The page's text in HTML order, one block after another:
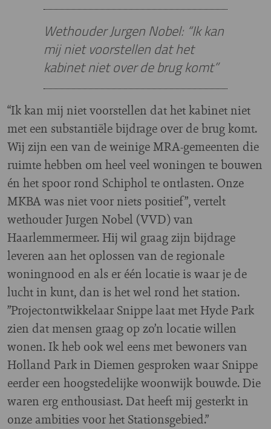
Wethouder Jurgen Nobel: “Ik kan
mij niet voorstellen dat het
kabinet niet over de brug komt”
“Ik kan mij niet voorstellen dat het kabinet niet
met een substantiële bijdrage over de brug komt.
Wij zijn een van de weinige MRA-gemeenten die
ruimte hebben om heel veel woningen te bouwen
én het spoor rond Schiphol te ontlasten. Onze
MKBA was niet voor niets positief”, vertelt
wethouder Jurgen Nobel (VVD) van
Haarlemmermeer. Hij wil graag zijn bijdrage
leveren aan het oplossen van de regionale
woningnood en als er één locatie is waar je de
lucht in kunt, dan is het wel rond het station.
”Projectontwikkelaar Snippe laat met Hyde Park
zien dat mensen graag op zo’n locatie willen
wonen. Ik heb ook wel eens met bewoners van
Holland Park in Diemen gesproken waar Snippe
eerder een hoogstedelijke woonwijk bouwde. Die
waren erg enthousiast. Dat heeft mij gesterkt in
onze ambities voor het Stationsgebied.”